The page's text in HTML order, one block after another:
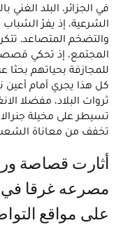
في الجزائر، البلد الغني
الشرعية، إذ يفرّ
والتضخم المتصاعد.
المجتمع، إذ تحكي
للمجازفة بحياتهم
كل هذا يجري أمام
ثروات البلاد، مفضلا
تسيطر على مخيلة
تخفف من معاناة الشعب
أثارت قصاصة ورقية كتبها شاب جزائري قبل
مصرعه غرقا في
على مواقع